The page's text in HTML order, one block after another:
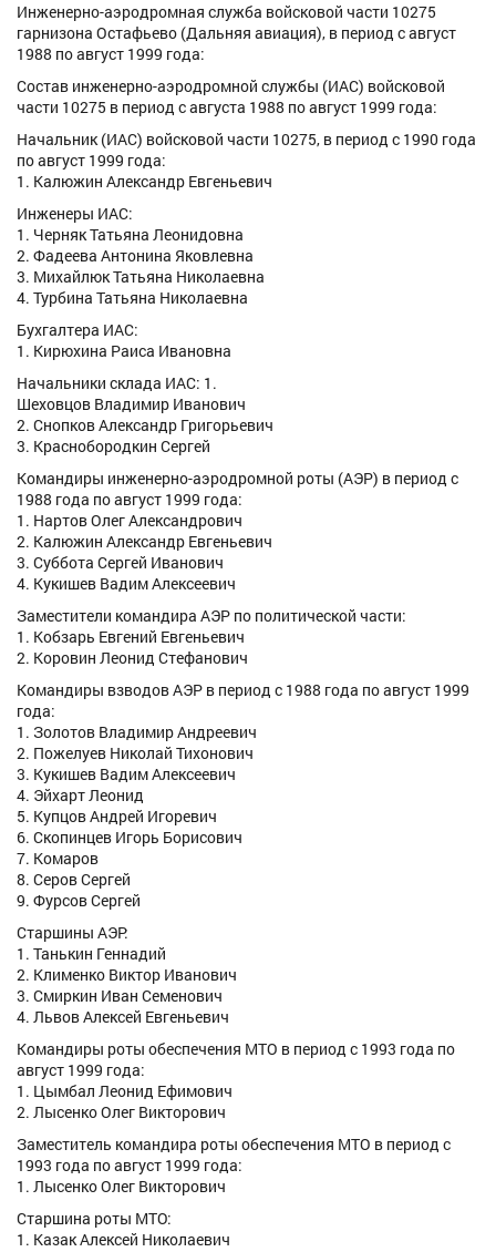
Инженерно-аэродромная служба войсковой части 10275
гарнизона Остафьево (Дальняя авиация), в период с август
1988 по август 1999 года:
Состав инженерно-аэродромной службы (ИАС) войсковой
части 10275 в период с августа 1988 по август 1999 года:
Начальник (ИАС) войсковой части 10275, в период с 1990 года
по август 1999 года:
1. Калюжин Александр Евгеньевич
Инженеры ИАС:
1. Черняк Татьяна Леонидовна
2. Фадеева Антонина Яковлевна
3. Михайлюк Татьяна Николаевна
4. Турбина Татьяна Николаевна
Бухгалтера ИАС:
1. Кирюхина Раиса Ивановна
Начальники склада ИАС: 1.
Шеховцов Владимир Иванович
2. Снопков Александр Григорьевич
3. Краснобородкин Сергей
Командиры инженерно-аэродромной роты (АЭР) в период с
1988 года по август 1999 года:
1. Нартов Олег Александрович
2. Калюжин Александр Евгеньевич
3. Суббота Сергей Иванович
4. Кукишев Вадим Алексеевич
Заместители командира АЭР по политической части:
1. Кобзарь Евгений Евгеньевич
2. Коровин Леонид Стефанович
Командиры взводов АЭР в период с 1988 года по август 1999
года:
1. Золотов Владимир Андреевич
2. Пожелуев Николай Тихонович
3. Кукишев Вадим Алексеевич
4. Эйхарт Леонид
5. Купцов Андрей Игоревич
6. Скопинцев Игорь Борисович
7. Комаров
8. Серов Сергей
9. Фурсов Сергей
Старшины АЭР:
1. Танькин Геннадий
2. Клименко Виктор Иванович
3. Смиркин Иван Семенович
4. Львов Алексей Евгеньевич
Командиры роты обеспечения МТО в период с 1993 года по
август 1999 года:
1. Цымбал Леонид Ефимович
2. Лысенко Олег Викторович
Заместитель командира роты обеспечения МТО в период с
1993 года по август 1999 года:
1. Лысенко Олег Викторович
Старшина роты МТО:
1. Казак Алексей Николаевич